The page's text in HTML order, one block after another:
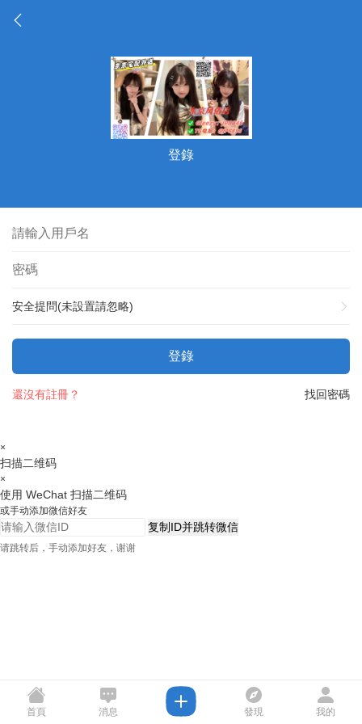
登錄
安全提問(未設置請忽略)
登錄
找回密碼
還沒有註冊？
×
扫描二维码
×
使用 WeChat 扫描二维码
或手动添加微信好友
复制ID并跳转微信
请跳转后，手动添加好友，谢谢
首頁 消息 發現 我的